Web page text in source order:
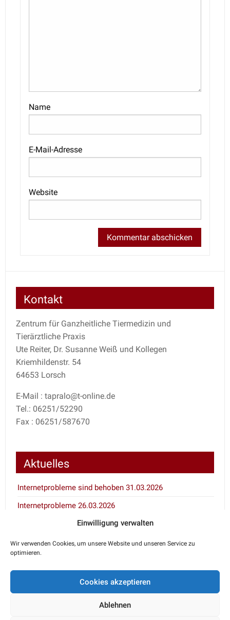
Einwilligung verwalten
Wir verwenden Cookies, um unsere Website und unseren Service zu
optimieren.
Cookies akzeptieren
Ablehnen
Name
E-Mail-Adresse
Website
Kontakt
Zentrum für Ganzheitliche Tiermedizin und
Tierärztliche Praxis
Ute Reiter, Dr. Susanne Weiß und Kollegen
Kriemhildenstr. 54
64653 Lorsch
E-Mail : tapralo@t-online.de
Tel.: 06251/52290
Fax : 06251/587670
Aktuelles
Internetprobleme sind behoben 31.03.2026
Internetprobleme 26.03.2026
Inventur 7.1. und 8.1.2026
Notdienstkalender
Den aktuellen Notdienst erfahren Sie über den
telefonischen Anrufbeantworter Ihres Haustierarztes